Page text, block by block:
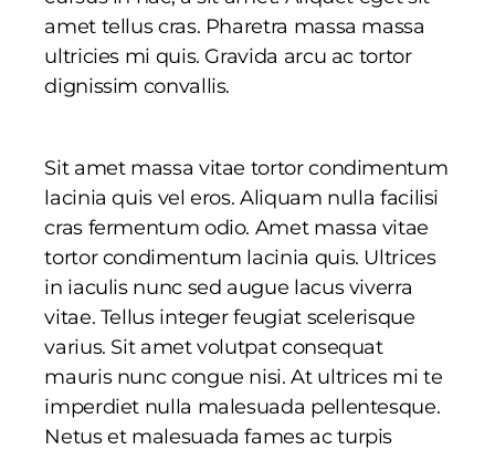
amet tellus cras. Pharetra massa massa
ultricies mi quis. Gravida arcu ac tortor
dignissim convallis.
Sit amet massa vitae tortor condimentum
lacinia quis vel eros. Aliquam nulla facilisi
cras fermentum odio. Amet massa vitae
tortor condimentum lacinia quis. Ultrices
in iaculis nunc sed augue lacus viverra
vitae. Tellus integer feugiat scelerisque
varius. Sit amet volutpat consequat
mauris nunc congue nisi. At ultrices mi te
imperdiet nulla malesuada pellentesque.
Netus et malesuada fames ac turpis